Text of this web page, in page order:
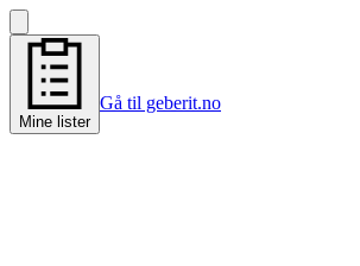
Mine lister
Gå til geberit.no